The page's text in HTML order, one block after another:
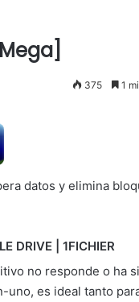
375 1
datos y elimina
DRIVE | 1FICHIER
no responde o ha
es ideal tanto